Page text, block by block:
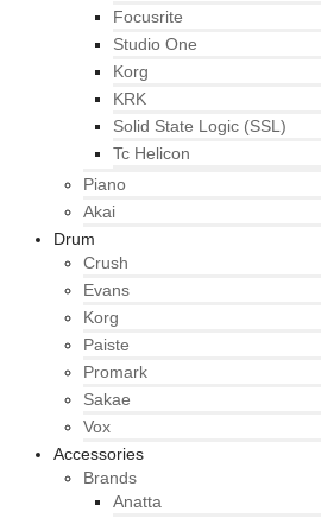
Focusrite
Studio One
Korg
KRK
Solid State Logic (SSL)
Tc Helicon
Piano
Akai
Drum
Crush
Evans
Korg
Paiste
Promark
Sakae
Vox
Accessories
Brands
Anatta